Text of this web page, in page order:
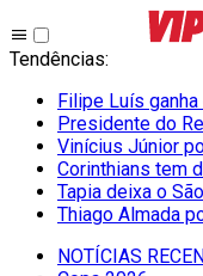
Tendências:
Filipe Luís ganha
Presidente do
Vinícius Júnior
Corinthians tem
Tapia deixa o
Thiago Almada
NOTÍCIAS